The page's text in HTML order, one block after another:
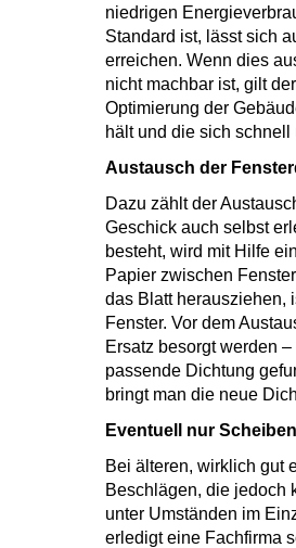
niedrigen
Standard ist, lässt sich
erreichen. Wenn dies
nicht machbar ist, gilt
Optimierung der
hält und die sich
Austausch der
Dazu zählt der
Geschick auch selbst
besteht, wird mit Hilfe
Papier zwischen
das Blatt herausziehen,
Fenster. Vor dem
Ersatz besorgt werden
passende Dichtung
bringt man die neue
Eventuell nur
Bei älteren, wirklich gut
Beschlägen, die jedoch
unter Umständen im
erledigt eine Fachfirma